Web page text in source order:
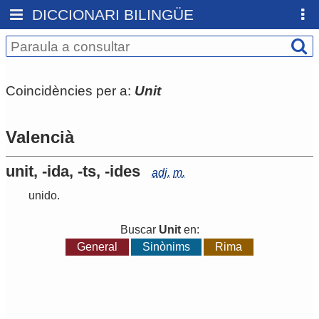
DICCIONARI BILINGÜE
Coincidències per a: Unit
Valencià
unit, -ida, -ts, -ides adj. m.
unido.
Buscar Uniten:
General
Sinònims Rima